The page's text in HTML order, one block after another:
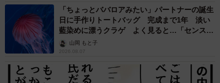
「ちょっとババロアみたい」パートナーの誕生
日に手作りトートバッグ 完成まで1年 淡い
藍染めに漂うクラゲ よく見ると…「センスす
ごい」山岡 もと子
2026.08.07